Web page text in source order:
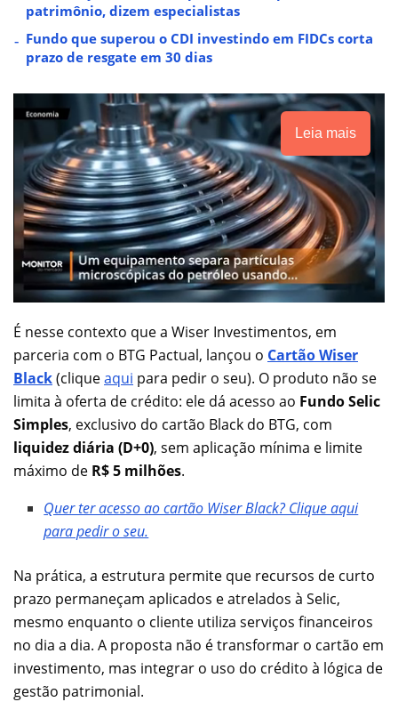
patrimônio, dizem especialistas
Fundo que superou o CDI investindo em FIDCs corta
prazo de resgate em 30 dias
Leia mais
É nesse contexto que a Wiser Investimentos, em
parceria com o BTG Pactual, lançou o Cartão Wiser
Black(cliqueaqui para pedir o seu). O produto não se
limita à oferta de crédito: ele dá acesso ao Fundo Selic
Simples, exclusivo do cartão Black do BTG, com
liquidez diária (D+0), sem aplicação mínima e limite
máximo de R$ 5 milhões.
Quer ter acesso ao cartão Wiser Black? Clique aqui
para pedir o seu.
Na prática, a estrutura permite que recursos de curto
prazo permaneçam aplicados e atrelados à Selic,
mesmo enquanto o cliente utiliza serviços financeiros
no dia a dia. A proposta não é transformar o cartão em
investimento, mas integrar o uso do crédito à lógica de
gestão patrimonial.